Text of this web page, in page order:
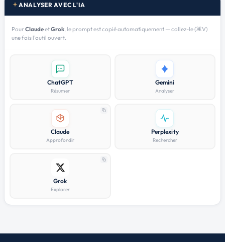
ANALYSER AVEC L'IA
PourClaudeetGrok, le prompt est copié automatiquement — collez-le (⌘V)
une fois l'outil ouvert.
ChatGPT
Résumer
Gemini
Analyser
Claude
Approfondir
Perplexity
Rechercher
Grok
Explorer